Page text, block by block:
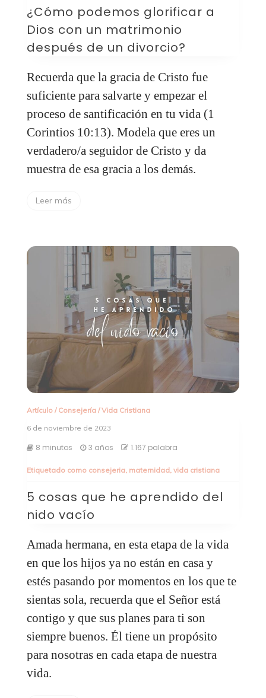
¿Cómo podemos glorificar a
Dios con un matrimonio
después de un divorcio?
Recuerda que la gracia de Cristo fue
suficiente para salvarte y empezar el
proceso de santificación en tu vida (1
Corintios 10:13). Modela que eres un
verdadero/a seguidor de Cristo y da
muestra de esa gracia a los demás.
Leer más
Artículo/ Consejería/Vida Cristiana
6 de noviembre de 2023
8 minutos 3 años 1.167 palabra
Etiquetado como consejeria, maternidad, vida cristiana
5 cosas que he aprendido del
nido vacío
Amada hermana, en esta etapa de la vida
en que los hijos ya no están en casa y
estés pasando por momentos en los que te
sientas sola, recuerda que el Señor está
contigo y que sus planes para ti son
siempre buenos. Él tiene un propósito
para nosotras en cada etapa de nuestra
vida.